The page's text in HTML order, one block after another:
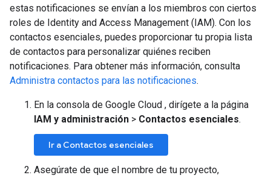
estas notificaciones se envían a los miembros con ciertos
roles de Identity and Access Management (IAM). Con los
contactos esenciales, puedes proporcionar tu propia lista
de contactos para personalizar quiénes reciben
notificaciones. Para obtener más información, consulta
Administra contactos para las notificaciones.
En la consola de Google Cloud , dirígete a la página
IAM y administración > Contactos esenciales.
Ir a Contactos esenciales
Asegúrate de que el nombre de tu proyecto,